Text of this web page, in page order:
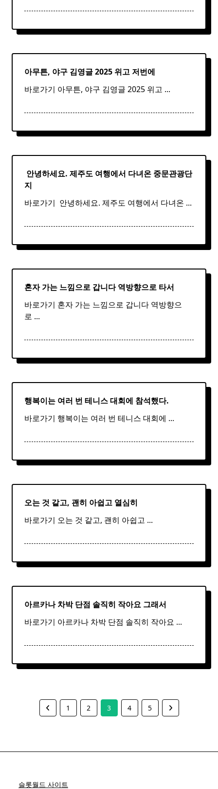
아무튼, 야구 김영글 2025 위고 저번에
바로가기 아무튼, 야구 김영글 2025 위고 ...
​ 안녕하세요. 제주도 여행에서 다녀온 중문관광단
지
바로가기 ​ 안녕하세요. 제주도 여행에서 다녀온 ...
혼자 가는 느낌으로 갑니다 역방향으로 타서
바로가기 혼자 가는 느낌으로 갑니다 역방향으
로 ...
행복이는 여러 번 테니스대회에 참석했다.
바로가기 행복이는 여러 번 테니스 대회에 ...
오는 것 같고, 괜히 아쉽고 열심히
바로가기 오는 것 같고, 괜히 아쉽고 ...
아르카나 차박단점 솔직히 작아요 그래서
바로가기 아르카나 차박 단점 솔직히 작아요 ...
1 2 3 4 5
슬롯월드 사이트